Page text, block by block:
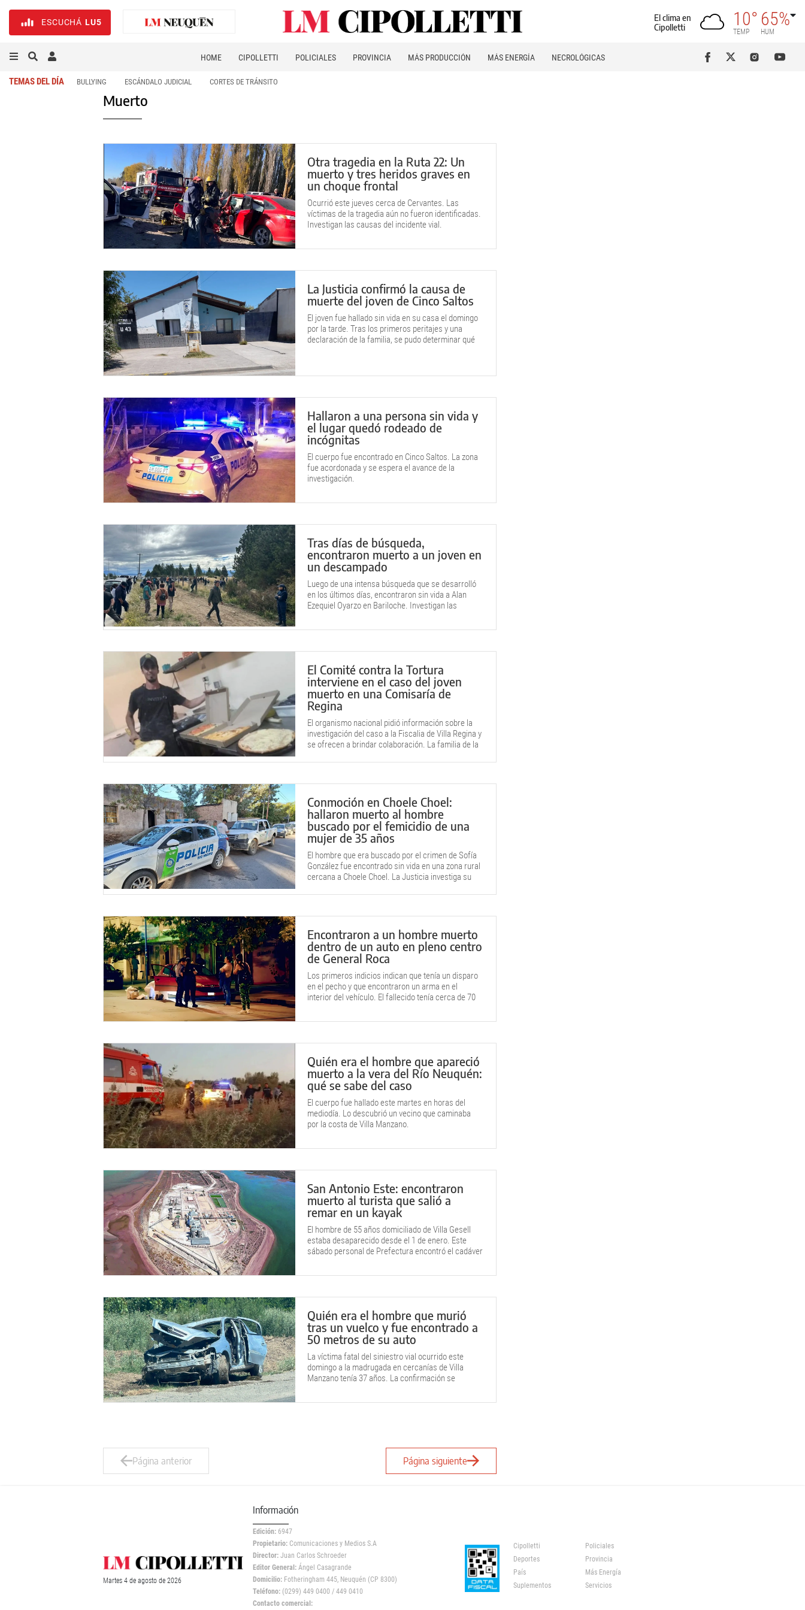
ESCUCHÁ LU5
El clima en
Cipolletti
10°
TEMP
65%
HUM
HOME CIPOLLETTI POLICIALES PROVINCIA MÁS PRODUCCIÓN MÁS ENERGÍA NECROLÓGICAS
TEMAS DEL DÍA BULLYING ESCÁNDALO JUDICIAL CORTES DE TRÁNSITO
Muerto
Otra tragedia en la Ruta 22: Un
muerto y tres heridos graves en
un choque frontal
Ocurrió este jueves cerca de Cervantes. Las
víctimas de la tragedia aún no fueron identificadas.
Investigan las causas del incidente vial.
La Justicia confirmó la causa de
muerte del joven de Cinco Saltos
El joven fue hallado sin vida en su casa el domingo
por la tarde. Tras los primeros peritajes y una
declaración de la familia, se pudo determinar qué
Hallaron a una persona sin vida y
el lugar quedó rodeado de
incógnitas
El cuerpo fue encontrado en Cinco Saltos. La zona
fue acordonada y se espera el avance de la
investigación.
Tras días de búsqueda,
encontraron muerto a un joven en
un descampado
Luego de una intensa búsqueda que se desarrolló
en los últimos días, encontraron sin vida a Alan
Ezequiel Oyarzo en Bariloche. Investigan las
El Comité contra la Tortura
interviene en el caso del joven
muerto en una Comisaría de
Regina
El organismo nacional pidió información sobre la
investigación del caso a la Fiscalia de Villa Regina y
se ofrecen a brindar colaboración. La familia de la
Conmoción en Choele Choel:
hallaron muerto al hombre
buscado por el femicidio de una
mujer de 35 años
El hombre que era buscado por el crimen de Sofía
González fue encontrado sin vida en una zona rural
cercana a Choele Choel. La Justicia investiga su
Encontraron a un hombre muerto
dentro de un auto en pleno centro
de General Roca
Los primeros indicios indican que tenía un disparo
en el pecho y que encontraron un arma en el
interior del vehículo. El fallecido tenía cerca de 70
Quién era el hombre que apareció
muerto a la vera del Río Neuquén:
qué se sabe del caso
El cuerpo fue hallado este martes en horas del
mediodía. Lo descubrió un vecino que caminaba
por la costa de Villa Manzano.
San Antonio Este: encontraron
muerto al turista que salió a
remar en un kayak
El hombre de 55 años domiciliado de Villa Gesell
estaba desaparecido desde el 1 de enero. Este
sábado personal de Prefectura encontró el cadáver
Quién era el hombre que murió
tras un vuelco y fue encontrado a
50 metros de su auto
La víctima fatal del siniestro vial ocurrido este
domingo a la madrugada en cercanías de Villa
Manzano tenía 37 años. La confirmación se
Página anterior Página siguiente
Martes 4 de agosto de 2026
Información
Edición: 6947
Propietario: Comunicaciones y Medios S.A
Director: Juan Carlos Schroeder
Editor General: Ángel Casagrande
Domicilio: Fotheringham 445, Neuquén (CP 8300)
Teléfono: (0299) 449 0400 / 449 0410
Contacto comercial:
Cipolletti
Policiales
Deportes
Provincia
País
Más Energía
Suplementos
Servicios